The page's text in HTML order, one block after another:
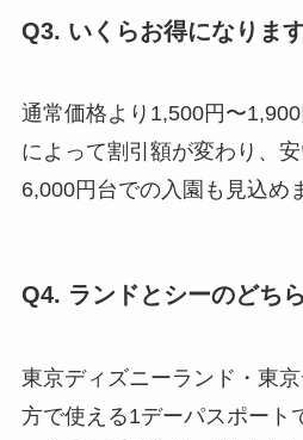
Q3. いくらお得になりま
通常価格より1,500円〜
によって割引額が変わり、
6,000円台での入園も見込め
Q4. ランドとシーのどち
東京ディズニーランド・東
方で使える1デーパスポート